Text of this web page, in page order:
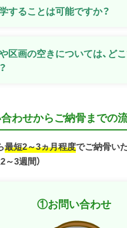
することは可能ですか？
区画の空きについては、ど
わせからご納骨までの
最短2～3ヵ月程度でご納骨い
～3週間）
①お問い合わせ